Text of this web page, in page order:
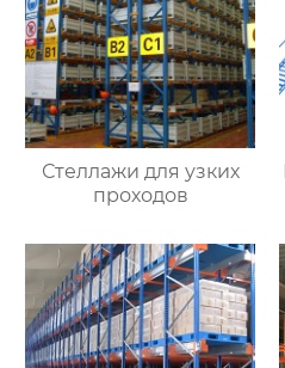
Стеллажи для узких
проходов